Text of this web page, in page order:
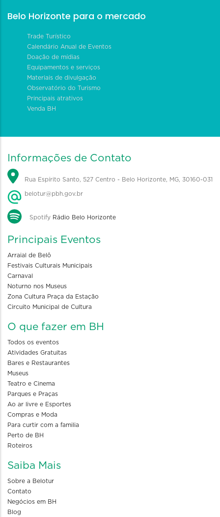
Belo Horizonte para o mercado
Trade Turístico
Calendário Anual de Eventos
Doação de mídias
Equipamentos e serviços
Materiais de divulgação
Observatório do Turismo
Principais atrativos
Venda BH
Informações de Contato
Rua Espírito Santo, 527 Centro - Belo Horizonte, MG, 30160-031
belotur@pbh.gov.br
Spotify Rádio Belo Horizonte
Principais Eventos
Arraial de Belô
Festivais Culturais Municipais
Carnaval
Noturno nos Museus
Zona Cultura Praça da Estação
Circuito Municipal de Cultura
O que fazer em BH
Todos os eventos
Atividades Gratuitas
Bares e Restaurantes
Museus
Teatro e Cinema
Parques e Praças
Ao ar livre e Esportes
Compras e Moda
Para curtir com a familia
Perto de BH
Roteiros
Saiba Mais
Sobre a Belotur
Contato
Negócios em BH
Blog